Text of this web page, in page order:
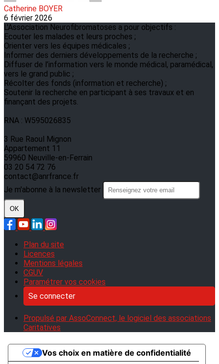
Catherine BOYER
6 février 2026
L'Association Neurofibromatoses a pour objectifs :
Ecouter les malades et leurs proches ;
Orienter vers les équipes médicales ;
Informer des derniers développements de la recherche ;
Diffuser de l’information vers le monde médical, paramédical,
vers le grand public ;
Récolter des fonds (information et recherche) ;
Soutenir la recherche en participant à ses travaux et en
finançant des projets.
RNA : W595026835
3 Rue Raoul Mignon
Appartement 11
59960 Neuville-en-Ferrain
03 20 54 72 76
contact@anrfrance.fr
Je m'abonne à la newsletter
OK
Plan du site
Licences
Mentions légales
CGUV
Paramétrer vos cookies
Se connecter
Propulsé par AssoConnect, le logiciel des associations
Caritatives
Vos choix en matière de confidentialité